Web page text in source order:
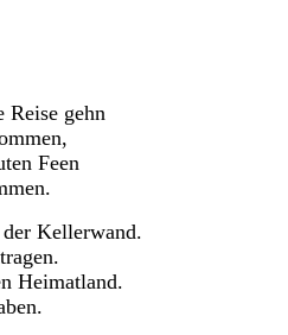
Reise gehn
Feen
Kellerwand.
Heimatland.